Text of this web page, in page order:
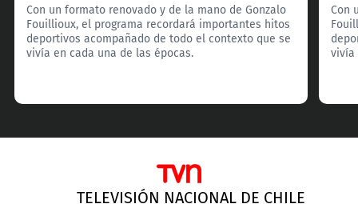
Con un formato renovado y de la mano de Gonzalo
Fouillioux, el programa recordará importantes hitos
deportivos acompañado de todo el contexto que se
vivía en cada una de las épocas.
Con
vivía
TELEVISIÓN NACIONAL DE CHILE